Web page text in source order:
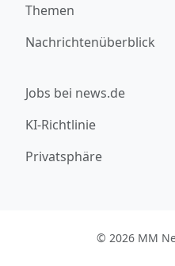
Themen
Nachrichtenüberblick
Jobs bei news.de
KI-Richtlinie
Privatsphäre
© 2026 MM